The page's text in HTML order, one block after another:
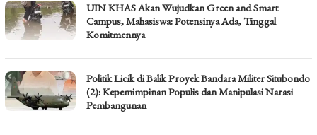
UIN KHAS Akan Wujudkan Green and Smart
Campus, Mahasiswa: Potensinya Ada, Tinggal
Komitmennya
Politik Licik di Balik Proyek Bandara Militer Situbondo
(2): Kepemimpinan Populis dan Manipulasi Narasi
Pembangunan